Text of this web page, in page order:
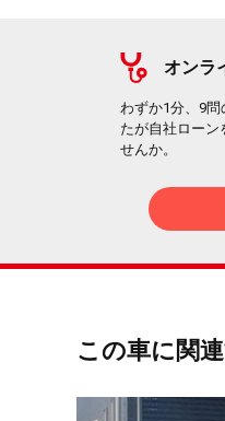
オンラ
わずか1分、9
たが自社ローン
せんか。
この車に関